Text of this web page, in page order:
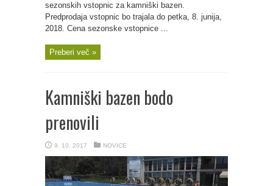
sezonskih vstopnic za kamniški bazen.
Predprodaja vstopnic bo trajala do petka, 8. junija,
2018. Cena sezonske vstopnice ...
Preberi več »
Kamniški bazen bodo
prenovili
9. 10. 2017 NOVICE